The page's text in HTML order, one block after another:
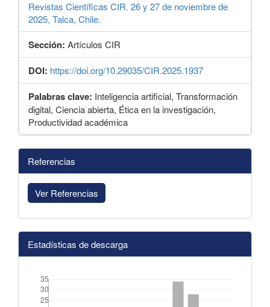
Revistas Científicas CIR. 26 y 27 de noviembre de
2025, Talca, Chile.
Sección: Artículos CIR
DOI: https://doi.org/10.29035/CIR.2025.1937
Palabras clave: Inteligencia artificial, Transformación
digital, Ciencia abierta, Ética en la investigación,
Productividad académica
Detalles
del
artículo
Referencias
Ver Referencias
Estadísticas de descarga